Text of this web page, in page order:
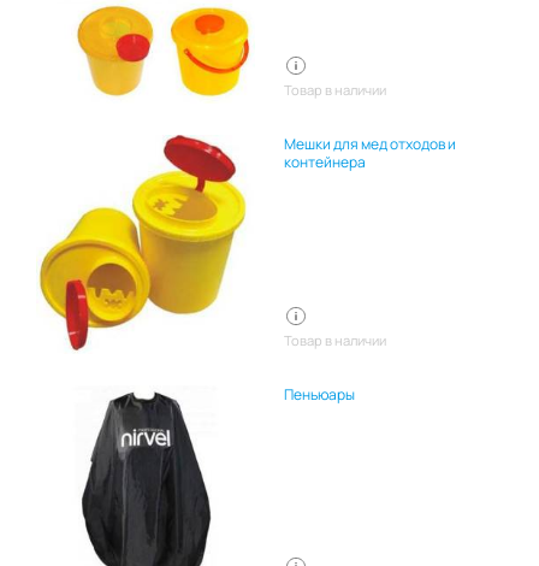
Товар в наличии
Мешки для мед отходов и
контейнера
Товар в наличии
Пеньюары